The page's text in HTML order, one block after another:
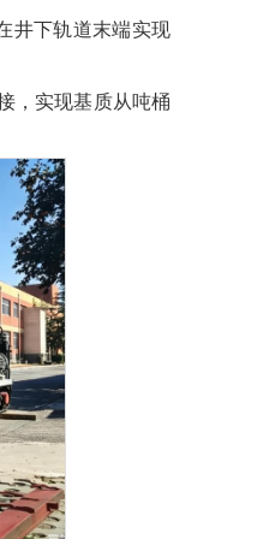
井下轨道末端实现
，实现基质从吨桶